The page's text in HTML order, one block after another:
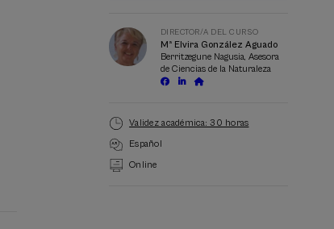
curso
DIRECTOR/A DEL CURSO
Mª Elvira González Aguado
Berritzegune Nagusia, Asesora
de Ciencias de la Naturaleza
Validez académica: 30 horas
Español
Online